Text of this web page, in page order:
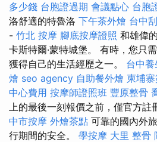
多少錢 台胞證過期 會議點心 台胞
洛舒適的特魯洛 下午茶外燴 台中
- 竹北 按摩 腳底按摩證照 和雄偉
卡斯特爾·蒙特城堡。 有時，您只
獲得自己的生活經歷之一。 台中
燴 seo agency 自助餐外燴 柬埔
中心費用 按摩師證照班 豐原整骨
上的最後一刻報價之前，僅官方註
中市按摩 外燴茶點 可靠的國內外
行期間的安全。 學按摩 大里 整骨